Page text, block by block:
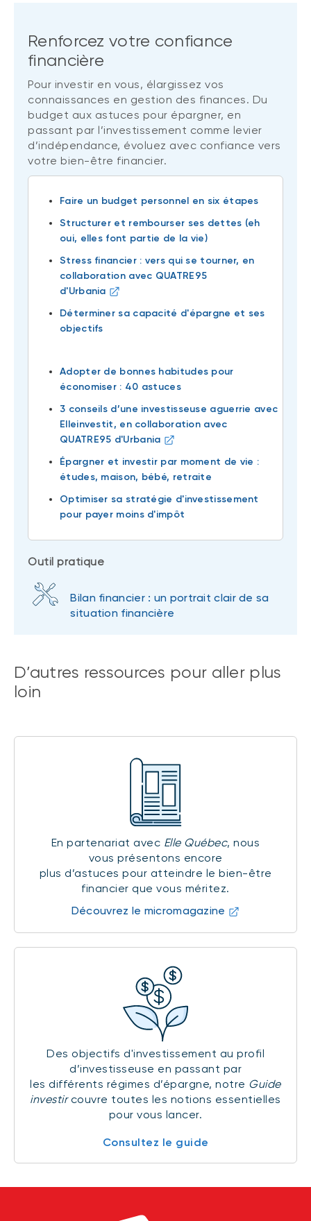
Finances familiales
Ambition financière
Renforcez votre confiance
financière
Pour investir en vous, élargissez vos
connaissances en gestion des finances. Du
budget aux astuces pour épargner, en
passant par l’investissement comme levier
d’indépendance, évoluez avec confiance vers
votre bien-être financier.
Faire un budget personnel en six étapes
Structurer et rembourser ses dettes (eh
oui, elles font partie de la vie)
Stress financier : vers qui se tourner, en
collaboration avec QUATRE95
d'Urbania
Déterminer sa capacité d'épargne et ses
objectifs
Adopter de bonnes habitudes pour
économiser : 40 astuces
3 conseils d’une investisseuse aguerrie avec
Elleinvestit, en collaboration avec
QUATRE95 d'Urbania
Épargner et investir par moment de vie :
études, maison, bébé, retraite
Optimiser sa stratégie d'investissement
pour payer moins d'impôt
Outil pratique
Bilan financier : un portrait clair de sa
situation financière
D’autres ressources pour aller plus
loin
En partenariat avec Elle Québec, nous
vous présentons encore
plus d’astuces pour atteindre le bien-être
financier que vous méritez.
Découvrez le micromagazine
Des objectifs d'investissement au profil
d’investisseuse en passant par
les différents régimes d’épargne, notre Guide
investircouvre toutes les notions essentielles
pour vous lancer.
Consultez le guide